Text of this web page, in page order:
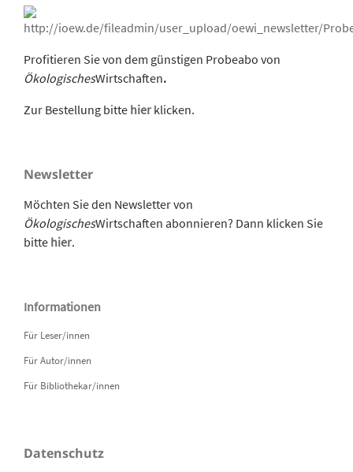
Profitieren Sie von dem günstigen Probeabo von
ÖkologischesWirtschaften.
Zur Bestellung bitte hier klicken.
Newsletter
Möchten Sie den Newsletter von
ÖkologischesWirtschaften abonnieren? Dann klicken Sie
bitte hier.
Informationen
Für Leser/innen
Für Autor/innen
Für Bibliothekar/innen
Datenschutz